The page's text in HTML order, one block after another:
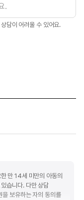
담이 어려울 수 있어요.
만 14세 미만의 아동의
습니다. 다만 상담
을 보유하는 자의 동의를